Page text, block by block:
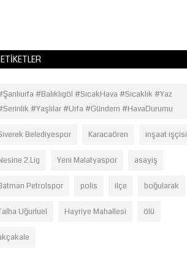
ETIKETLER
#Balıklıgöl #SıcakHava #Sıcaklık #Yaz
#Yaşlılar #Urfa #Gündem #HavaDurumu
Belediyespor Karacaören inşaat işçisi
2.Lig Yeni Malatyaspor asayiş
Petrolspor polis ilçe boğularak
Uğurluel Hayriye Mahallesi ölü